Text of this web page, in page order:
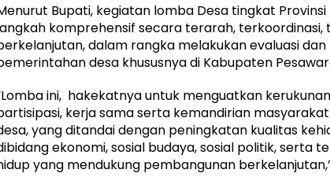
Bupati, kegiatan lomba Desa tingkat
komprehensif secara terarah, terkoordinasi,
dalam rangka melakukan evaluasi
desa khususnya di Kabupaten
ini, hakekatnya untuk menguatkan
kerja sama serta kemandirian
yang ditandai dengan peningkatan kualitas
ekonomi, sosial budaya, sosial politik, serta
yang mendukung pembangunan